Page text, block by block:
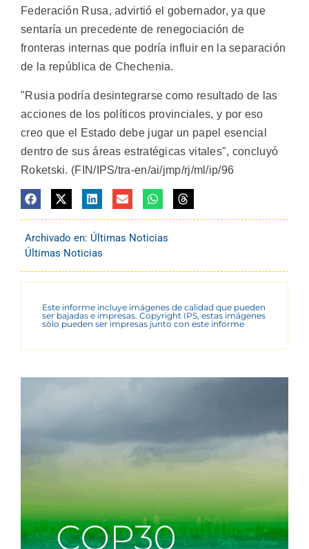
Federación Rusa, advirtió el gobernador, ya que
sentaría un precedente de renegociación de
fronteras internas que podría influir en la separación
de la república de Chechenia.
"Rusia podría desintegrarse como resultado de las
acciones de los políticos provinciales, y por eso
creo que el Estado debe jugar un papel esencial
dentro de sus áreas estratégicas vitales", concluyó
Roketski. (FIN/IPS/tra-en/ai/jmp/rj/ml/ip/96
Archivado en: Últimas Noticias
Últimas Noticias
Este informe incluye imágenes de calidad que pueden
ser bajadas e impresas. Copyright IPS, estas imágenes
sólo pueden ser impresas junto con este informe